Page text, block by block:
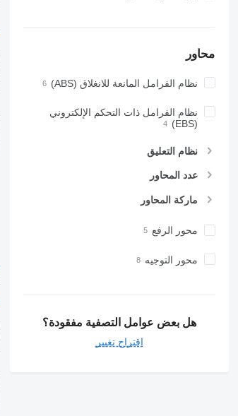
محاور
نظام الفرامل المانعة للانغلاق (ABS)
نظام الفرامل ذات التحكم الإلكتروني
(EBS)
نظام التعليق
عدد المحاور
ماركة المحاور
محور الرفع
محور التوجيه
هل بعض عوامل التصفية مفقودة؟
اقتراح تغيير